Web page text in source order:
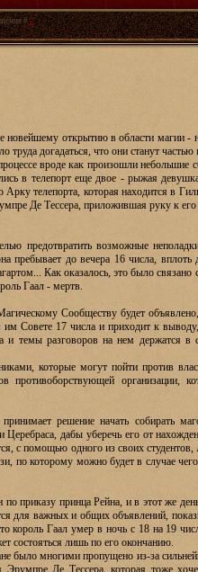
#2
новейшему открытию в области магии -
догадаться, что они станут частью
вроде как произошли небольшие
в телепорт еще двое - рыжая
Арку телепорта, которая находится в
Де Тессера, приложившая руку к
предотвратить возможные
пребывает до вечера 16 числа, вплоть
Как оказалось, это было связано
Гаал - мертв.
Сообществу будет
Совете 17 числа и приходит к
и темы разговоров на нем держатся в
которые могут пойти против
организации,
решение начать собирать
дабы уберечь его от
с помощью одного из своих студентов,
по которому можно будет в случае чего
приказу принца Рейна, и в этот же
для важных и общих объявлений,
король Гаал умер в ночь с 18 на 19
состояться лишь по его окончанию.
было многими пропущено из-за
Эрумпре Де Тессера, которая тоже